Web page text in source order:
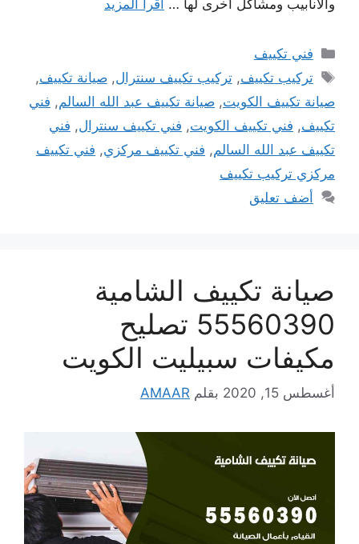
والأنابيب ومشاكل آخرى لها … اقرأ المزيد
التصنيفات
فني تكييف
الوسوم
تركيب تكييف,تركيب تكييف سنترال,صيانة تكييف,
صيانة تكييف الكويت, صيانة تكييف عبد الله السالم, فني
تكييف, فني تكييف الكويت, فني تكييف سنترال, فني
تكييف عبد الله السالم, فني تكييف مركزي, فني تكييف
مركزي تركيب تكييف
أضف تعليق
صيانة تكييف الشامية
55560390 تصليح
مكيفات سبيليت الكويت
أغسطس 15, 2020 بقلم AMAAR